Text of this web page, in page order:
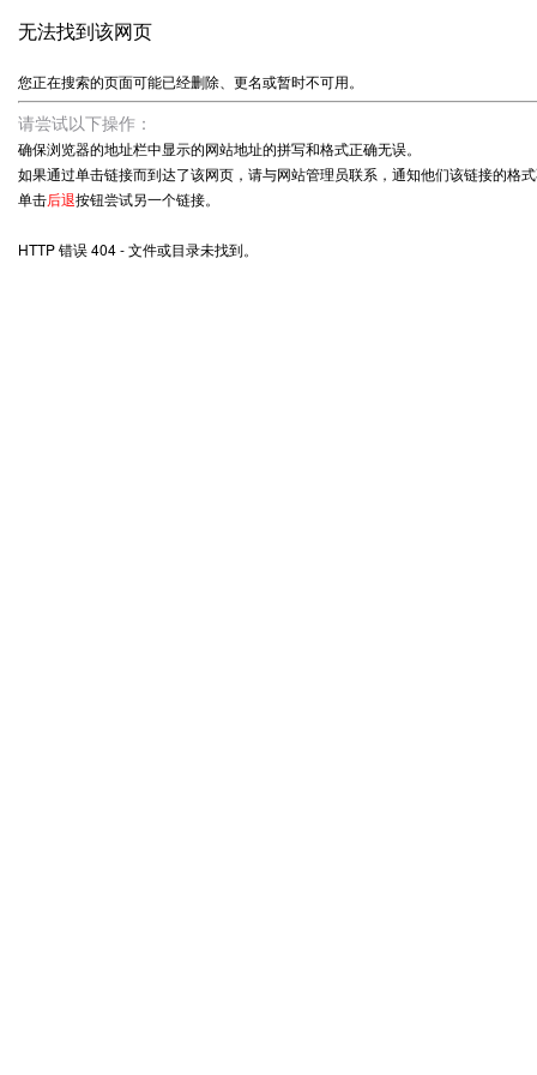
无法找到该网页
您正在搜索的页面可能已经删除、更名或暂时不可用。
请尝试以下操作：
确保浏览器的地址栏中显示的网站地址的拼写和格式正确无误。
如果通过单击链接而到达了该网页，请与网站管理员联系，通知他们该链接的格
单击后退按钮尝试另一个链接。
HTTP 错误 404 - 文件或目录未找到。